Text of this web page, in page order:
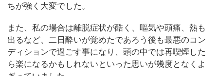
ちが強く大変でした。
また、私の場合は離脱症状が酷く、嘔気や頭痛、熱も
出るなど、二日酔いが覚めたであろう後も最悪のコン
ディションで過ごす事になり、頭の中では再喫煙した
ら楽になるかもしれないといった思いが幾度となくよ